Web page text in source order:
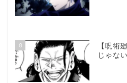
8
【呪術
じゃな